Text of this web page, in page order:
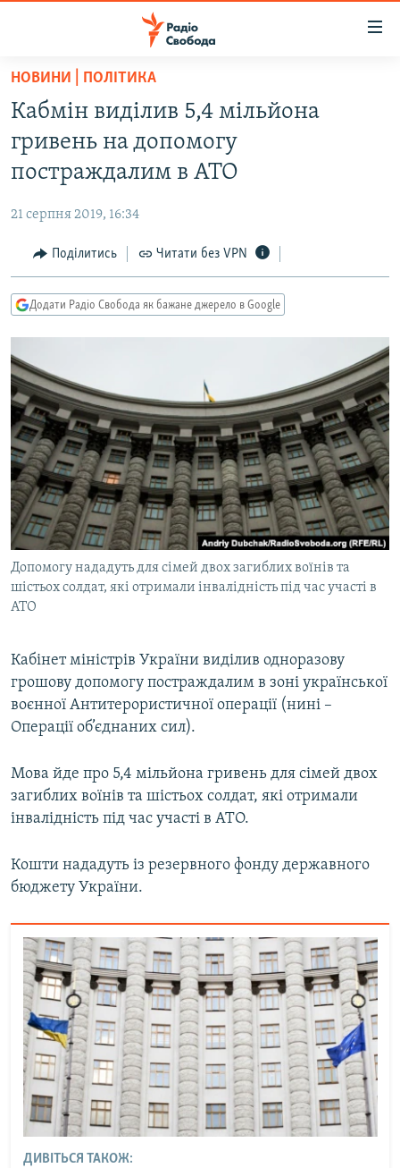
Перейти
основного
матеріалу
Перейти
до
основної
навігації
Перейти
до
пошуку
РАДІО СВОБОДА – 70 РОКІВ
СТАТТІ
ЕКОНОМІКА
СУСПІЛЬСТВО
СВІТ
РОСІЙСЬКА «ФІЛЬТРАЦІЯ»
ДОНБАС.РЕАЛІЇ
ТИ ЯК?
СХЕМИ
КИТАЙ.ВИКЛИКИ
МУЛЬТИМЕДІА
ФОТО
СПЕЦПРОЄКТИ
ПОДКАСТИ
КРИМ РЕАЛІЇ
РУС
КТАТ
ДОЛУЧАЙСЯ!
Усі сайти RFE/RL
НОВИНИ | ПОЛІТИКА
Кабмін виділив 5,4 мільйона
гривень на допомогу
постраждалим в АТО
21 серпня 2019, 16:34
Поділитись Читати без VPN
Додати Радіо Свобода як бажане джерело в Google
Допомогу нададуть для сімей двох загиблих воїнів та
шістьох солдат, які отримали інвалідність під час участі в
АТО
Кабінет міністрів України виділив одноразову
грошову допомогу постраждалим в зоні української
воєнної Антитерористичної операції (нині –
Операції об’єднаних сил).
Мова йде про 5,4 мільйона гривень для сімей двох
загиблих воїнів та шістьох солдат, які отримали
інвалідність під час участі в АТО.
Кошти нададуть із резервного фонду державного
бюджету України.
ДИВІТЬСЯ ТАКОЖ: